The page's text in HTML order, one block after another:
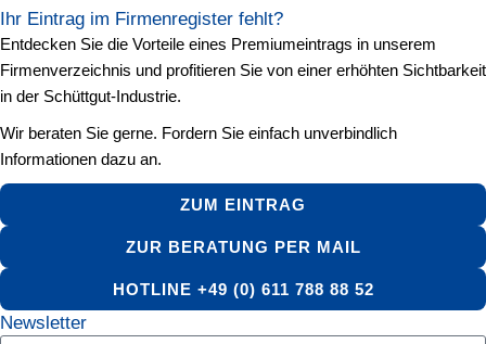
Ihr Eintrag im Firmenregister fehlt?
Entdecken Sie die Vorteile eines Premiumeintrags in unserem
Firmenverzeichnis und profitieren Sie von einer erhöhten Sichtbarkeit
in der Schüttgut-Industrie.
Wir beraten Sie gerne. Fordern Sie einfach unverbindlich
Informationen dazu an.
ZUM EINTRAG
ZUR BERATUNG PER MAIL
HOTLINE +49 (0) 611 788 88 52
Newsletter